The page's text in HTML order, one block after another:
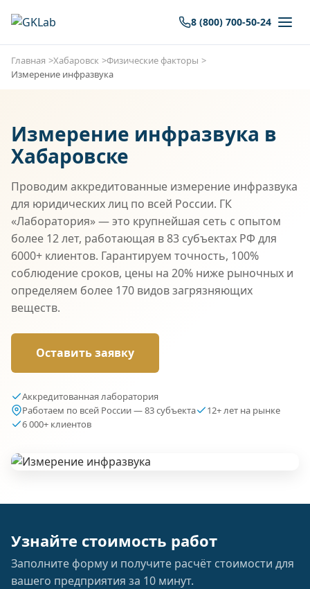
8 (800) 700-50-24
Главная Хабаровск
Физические факторы
Измерение инфразвука
Измерение инфразвука в
Хабаровске
Проводим аккредитованные измерение инфразвука
для юридических лиц по всей России. ГК
«Лаборатория» — это крупнейшая сеть с опытом
более 12 лет, работающая в 83 субъектах РФ для
6000+ клиентов. Гарантируем точность, 100%
соблюдение сроков, цены на 20% ниже рыночных и
определяем более 170 видов загрязняющих
веществ.
Оставить заявку
Аккредитованная лаборатория
Работаем по всей России — 83 субъекта
12+ лет на рынке
6 000+ клиентов
Узнайте стоимость работ
Заполните форму и получите расчёт стоимости для
вашего предприятия за 10 минут.